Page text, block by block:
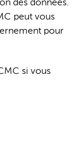
des données.
peut vous
pour
si vous